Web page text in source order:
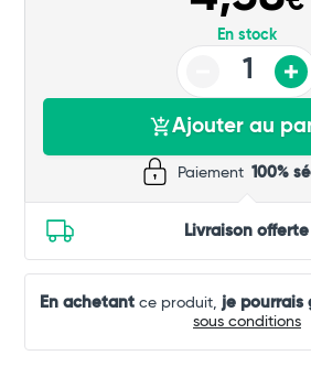
En stock
Ajouter au
Paiement 100%
Livraison offerte
En achetantce produit, je pourrais
sous conditions